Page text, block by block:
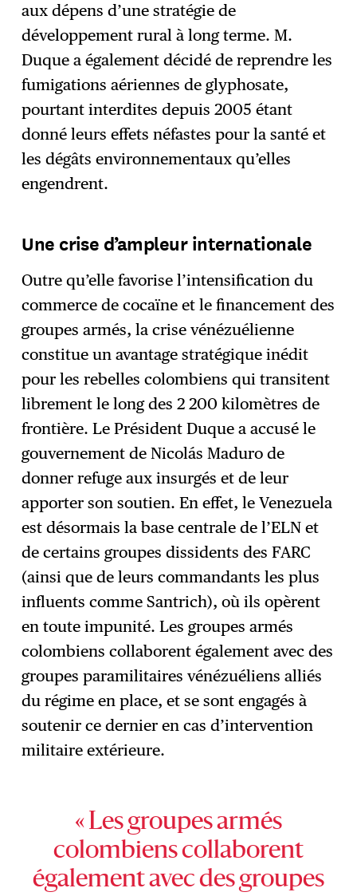
aux dépens d’une stratégie de
développement rural à long terme. M.
Duque a également décidé de reprendre les
fumigations aériennes de glyphosate,
pourtant interdites depuis 2005 étant
donné leurs effets néfastes pour la santé et
les dégâts environnementaux qu’elles
engendrent.
Une crise d’ampleur internationale
Outre qu’elle favorise l’intensification du
commerce de cocaïne et le financement des
groupes armés, la crise vénézuélienne
constitue un avantage stratégique inédit
pour les rebelles colombiens qui transitent
librement le long des 2 200 kilomètres de
frontière. Le Président Duque a accusé le
gouvernement de Nicolás Maduro de
donner refuge aux insurgés et de leur
apporter son soutien. En effet, le Venezuela
est désormais la base centrale de l’ELN et
de certains groupes dissidents des FARC
(ainsi que de leurs commandants les plus
influents comme Santrich), où ils opèrent
en toute impunité. Les groupes armés
colombiens collaborent également avec des
groupes paramilitaires vénézuéliens alliés
du régime en place, et se sont engagés à
soutenir ce dernier en cas d’intervention
militaire extérieure.
« Les groupes armés
colombiens collaborent
également avec des groupes